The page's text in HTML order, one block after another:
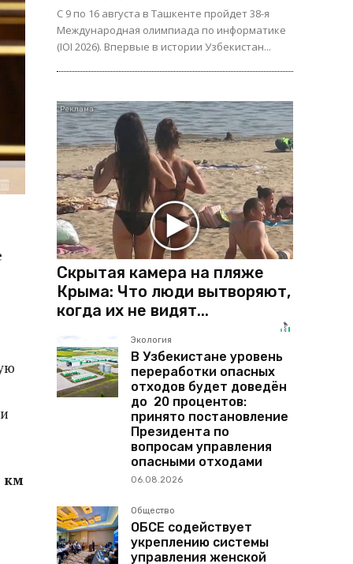
км
С 9 по 16 августа в Ташкенте пройдет 38-я
Международная олимпиада по информатике
(IOI 2026). Впервые в истории Узбекистан...
Скрытая камера на пляже
Крыма: Что люди вытворяют,
когда их не видят...
Экология
В Узбекистане уровень
переработки опасных
отходов будет доведён
до 20 процентов:
принято постановление
Президента по
вопросам управления
опасными отходами
06.08.2026
Общество
ОБСЕ содействует
укреплению системы
управления женской